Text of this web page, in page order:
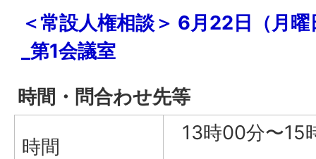
＜常設人権相談＞ 6月22日（月
_第1会議室
時間・問合わせ先等
時間
13時00